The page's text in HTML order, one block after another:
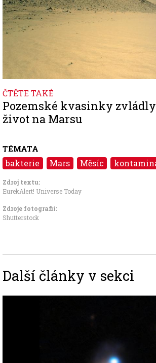
ČTĚTE TAKÉ
Pozemské kvasinky
život na Marsu
TÉMATA
bakterie Mars Měsíc
Zdroj textu:
EurekAlert! Universe Today
Zdroje fotografii:
Shutterstock
Další články v sekci